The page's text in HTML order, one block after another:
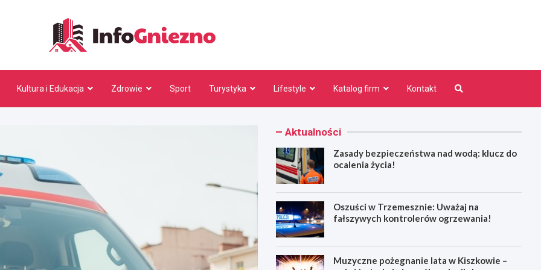
Kultura i Edukacja Zdrowie Sport Turystyka Lifestyle Katalog firm Kontakt
Aktualności
Zasady bezpieczeństwa nad wodą: klucz do
ocalenia życia!
Oszuści w Trzemesznie: Uważaj na
fałszywych kontrolerów ogrzewania!
Muzyczne pożegnanie lata w Kiszkowie –